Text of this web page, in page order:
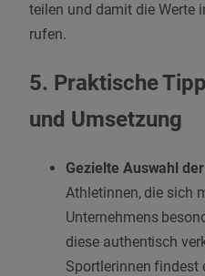
teilen und damit die Werte
rufen.
5. Praktische
und Umsetzung
Gezielte Auswahl
Athletinnen, die sich
Unternehmens
diese authentisch
Sportlerinnen findest